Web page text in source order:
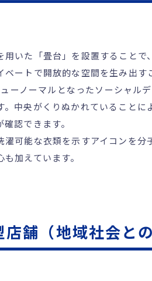
用いた「畳台」を設置することで
ベートで開放的な空間を生み出す
ーノーマルとなったソーシャルデ
。中央がくりぬかれていることに
認できます。
濯可能な衣類を示すアイコンを分
加えています。
舗（地域社会と